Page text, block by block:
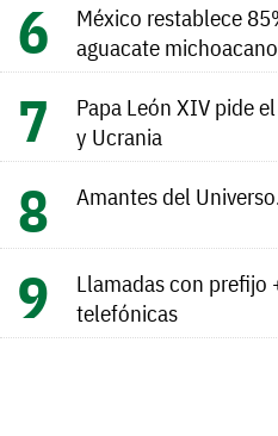
México restablece
aguacate
Papa León XIV pide
y Ucrania
Amantes del
Llamadas con prefijo
telefónicas